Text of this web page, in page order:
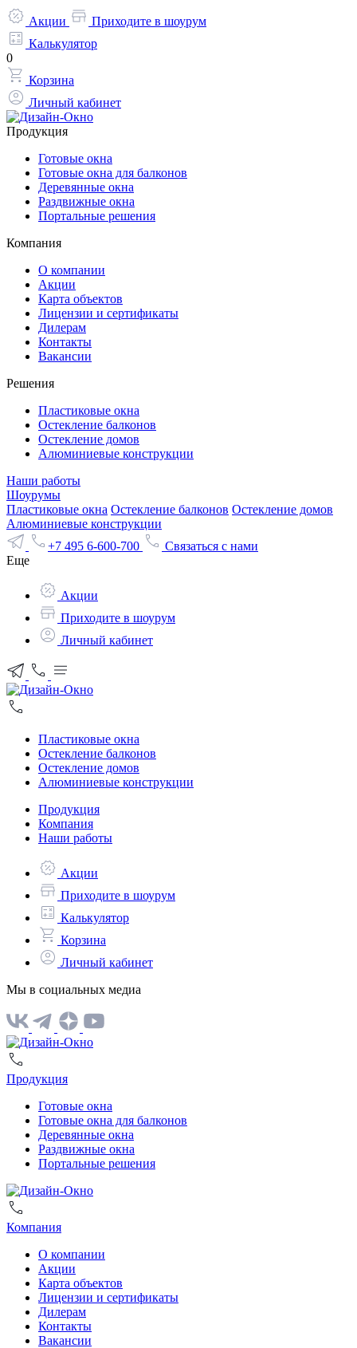
Акции
Приходите в шоурум
Калькулятор
0
Корзина
Личный кабинет
Продукция
Готовые окна
Готовые окна для балконов
Деревянные окна
Раздвижные окна
Портальные решения
Компания
О компании
Акции
Карта объектов
Лицензии и сертификаты
Дилерам
Контакты
Вакансии
Решения
Пластиковые окна
Остекление балконов
Остекление домов
Алюминиевые конструкции
Наши работы
Шоурумы
Пластиковые окна Остекление балконов Остекление домов
Алюминиевые конструкции
+7 495 6-600-700
Связаться с нами
Еще
Акции
Приходите в шоурум
Личный кабинет
Пластиковые окна
Остекление балконов
Остекление домов
Алюминиевые конструкции
Продукция
Компания
Наши работы
Акции
Приходите в шоурум
Калькулятор
Корзина
Личный кабинет
Мы в социальных медиа
Продукция
Готовые окна
Готовые окна для балконов
Деревянные окна
Раздвижные окна
Портальные решения
Компания
О компании
Акции
Карта объектов
Лицензии и сертификаты
Дилерам
Контакты
Вакансии